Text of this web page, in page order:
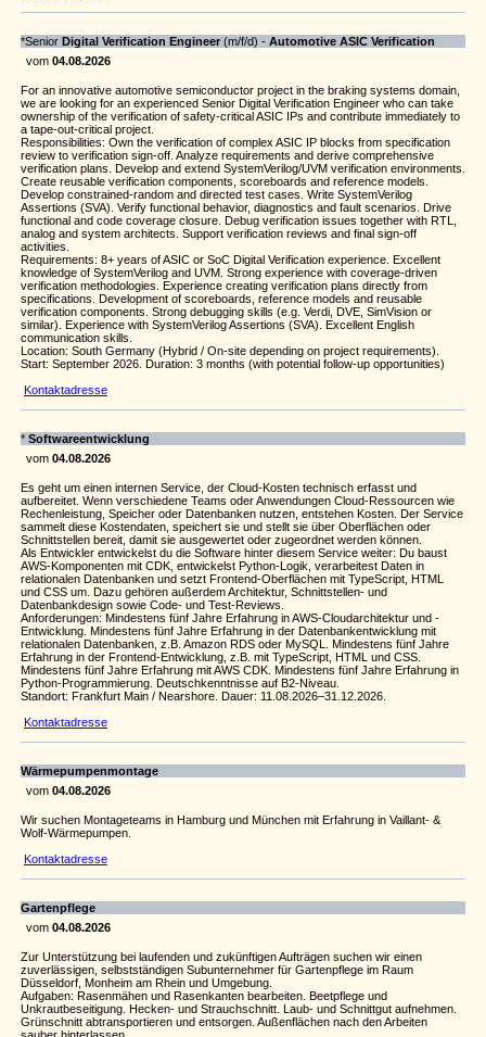
*Senior Digital Verification Engineer (m/f/d) - Automotive ASIC Verification
vom 04.08.2026
For an innovative automotive semiconductor project in the braking systems domain,
we are looking for an experienced Senior Digital Verification Engineer who can take
ownership of the verification of safety-critical ASIC IPs and contribute immediately to
a tape-out-critical project.
Responsibilities: Own the verification of complex ASIC IP blocks from specification
review to verification sign-off. Analyze requirements and derive comprehensive
verification plans. Develop and extend SystemVerilog/UVM verification environments.
Create reusable verification components, scoreboards and reference models.
Develop constrained-random and directed test cases. Write SystemVerilog
Assertions (SVA). Verify functional behavior, diagnostics and fault scenarios. Drive
functional and code coverage closure. Debug verification issues together with RTL,
analog and system architects. Support verification reviews and final sign-off
activities.
Requirements: 8+ years of ASIC or SoC Digital Verification experience. Excellent
knowledge of SystemVerilog and UVM. Strong experience with coverage-driven
verification methodologies. Experience creating verification plans directly from
specifications. Development of scoreboards, reference models and reusable
verification components. Strong debugging skills (e.g. Verdi, DVE, SimVision or
similar). Experience with SystemVerilog Assertions (SVA). Excellent English
communication skills.
Location: South Germany (Hybrid / On-site depending on project requirements).
Start: September 2026. Duration: 3 months (with potential follow-up opportunities)
Kontaktadresse
* Softwareentwicklung
vom 04.08.2026
Es geht um einen internen Service, der Cloud-Kosten technisch erfasst und
aufbereitet. Wenn verschiedene Teams oder Anwendungen Cloud-Ressourcen wie
Rechenleistung, Speicher oder Datenbanken nutzen, entstehen Kosten. Der Service
sammelt diese Kostendaten, speichert sie und stellt sie über Oberflächen oder
Schnittstellen bereit, damit sie ausgewertet oder zugeordnet werden können.
Als Entwickler entwickelst du die Software hinter diesem Service weiter: Du baust
AWS-Komponenten mit CDK, entwickelst Python-Logik, verarbeitest Daten in
relationalen Datenbanken und setzt Frontend-Oberflächen mit TypeScript, HTML
und CSS um. Dazu gehören außerdem Architektur, Schnittstellen- und
Datenbankdesign sowie Code- und Test-Reviews.
Anforderungen: Mindestens fünf Jahre Erfahrung in AWS-Cloudarchitektur und -
Entwicklung. Mindestens fünf Jahre Erfahrung in der Datenbankentwicklung mit
relationalen Datenbanken, z.B. Amazon RDS oder MySQL. Mindestens fünf Jahre
Erfahrung in der Frontend-Entwicklung, z.B. mit TypeScript, HTML und CSS.
Mindestens fünf Jahre Erfahrung mit AWS CDK. Mindestens fünf Jahre Erfahrung in
Python-Programmierung. Deutschkenntnisse auf B2-Niveau.
Standort: Frankfurt Main / Nearshore. Dauer: 11.08.2026–31.12.2026.
Kontaktadresse
Wärmepumpenmontage
vom 04.08.2026
Wir suchen Montageteams in Hamburg und München mit Erfahrung in Vaillant- &
Wolf-Wärmepumpen.
Kontaktadresse
Gartenpflege
vom 04.08.2026
Zur Unterstützung bei laufenden und zukünftigen Aufträgen suchen wir einen
zuverlässigen, selbstständigen Subunternehmer für Gartenpflege im Raum
Düsseldorf, Monheim am Rhein und Umgebung.
Aufgaben: Rasenmähen und Rasenkanten bearbeiten. Beetpflege und
Unkrautbeseitigung. Hecken- und Strauchschnitt. Laub- und Schnittgut aufnehmen.
Grünschnitt abtransportieren und entsorgen. Außenflächen nach den Arbeiten